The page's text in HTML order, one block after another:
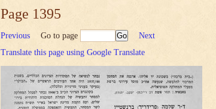
Page 1395
Previous Go to page
Next
Translate this page using Google Translate